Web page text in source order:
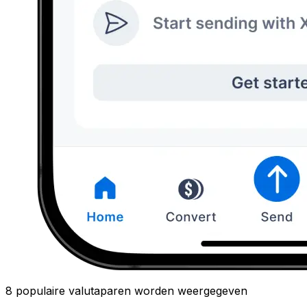
8 populaire valutaparen worden weergegeven